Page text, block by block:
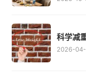
科学减
2026-04-